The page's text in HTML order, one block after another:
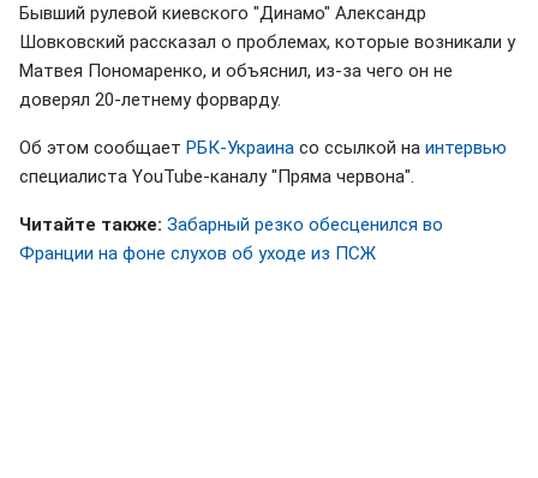
Бывший рулевой киевского "Динамо" Александр
Шовковский рассказал о проблемах, которые возникали у
Матвея Пономаренко, и объяснил, из-за чего он не
доверял 20-летнему форварду.
Об этом сообщает РБК-Украина со ссылкой на интервью
специалиста YouTube-каналу "Пряма червона".
Читайте также: Забарный резко обесценился во
Франции на фоне слухов об уходе из ПСЖ